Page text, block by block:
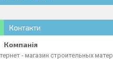
Контакти
- магазин строительных матер